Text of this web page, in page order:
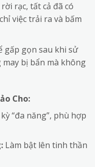
rạc, tất cả đã có
việc trải ra và bấm
gấp gọn sau khi sử
bị bẩn mà không
Cho:
“đa năng”, phù hợp
Làm bật lên tinh thần